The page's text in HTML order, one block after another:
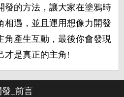
術教育
發的方法，讓大家在塗鴉時
相遇，並且運用想像力開發
角產生互動，最後你會發現
才是真正的主角!
_前言